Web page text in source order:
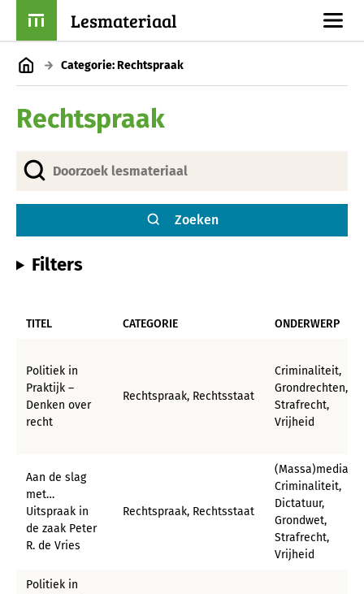
Lesmateriaal
Categorie: Rechtspraak
Rechtspraak
Zoeken
Filters
TITEL CATEGORIE ONDERWERP
Politiek in
Praktijk –
Denken over
recht
Rechtspraak, Rechtsstaat
Criminaliteit,
Grondrechten,
Strafrecht,
Vrijheid
Aan de slag
met…
Uitspraak in
de zaak Peter
R. de Vries
Rechtspraak, Rechtsstaat
(Massa)media,
Criminaliteit,
Dictatuur,
Grondwet,
Strafrecht,
Vrijheid
Politiek in